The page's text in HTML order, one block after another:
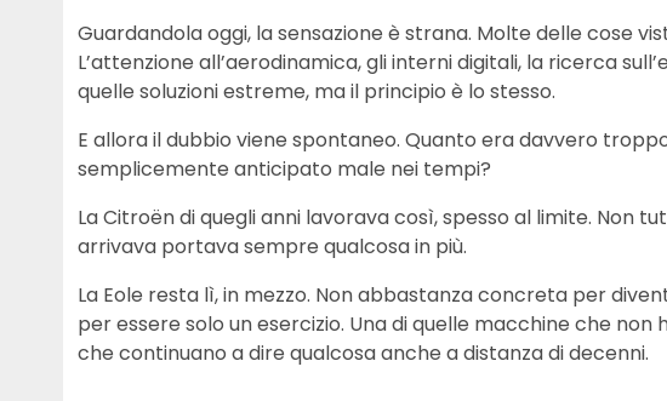
Guardandola oggi, la sensazione è strana. Molte delle cose
L’attenzione all’aerodinamica, gli interni digitali, la ricerca
quelle soluzioni estreme, ma il principio è lo stesso.
E allora il dubbio viene spontaneo. Quanto era davvero
semplicemente anticipato male nei tempi?
La Citroën di quegli anni lavorava così, spesso al limite. Non
arrivava portava sempre qualcosa in più.
La Eole resta lì, in mezzo. Non abbastanza concreta per
per essere solo un esercizio. Una di quelle macchine che
che continuano a dire qualcosa anche a distanza di decenni.